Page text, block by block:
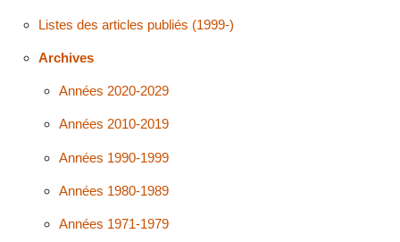
Listes des articles publiés (1999-)
Archives
Années 2020-2029
Années 2010-2019
Années 1990-1999
Années 1980-1989
Années 1971-1979